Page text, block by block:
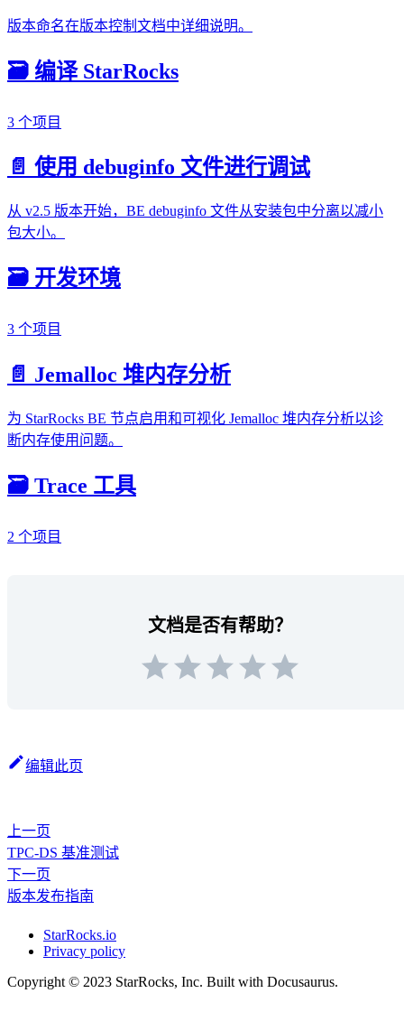
版本命名在版本控制文档中详细说明。
🗃️ 编译 StarRocks
3 个项目
📄️ 使用 debuginfo 文件进行调试
从 v2.5 版本开始，BE debuginfo 文件从安装包中分离以减小
包大小。
🗃️ 开发环境
3 个项目
📄️ Jemalloc 堆内存分析
为 StarRocks BE 节点启用和可视化 Jemalloc 堆内存分析以诊
断内存使用问题。
🗃️ Trace 工具
2 个项目
文档是否有帮助？
编辑此页
上一页
TPC-DS 基准测试
下一页
版本发布指南
StarRocks.io
Privacy policy
Copyright © 2023 StarRocks, Inc. Built with Docusaurus.